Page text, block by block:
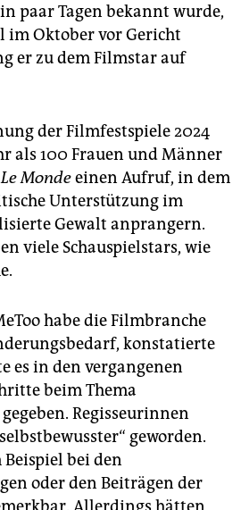
paar Tagen bekannt wurde,
im Oktober vor Gericht
er zu dem Filmstar auf
der Filmfestspiele 2024
als 100 Frauen und Männer
Le Mondeeinen Aufruf, in dem
Unterstützung im
Gewalt anprangern.
viele Schauspielstars, wie
habe die Filmbranche
konstatierte
es in den vergangenen
beim Thema
Regisseurinnen
geworden.
Beispiel bei den
oder den Beiträgen der